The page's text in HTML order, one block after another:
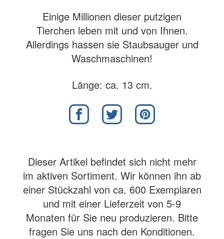
Einige Millionen dieser putzigen
Tierchen leben mit und von Ihnen.
Allerdings hassen sie Staubsauger und
Waschmaschinen!
Länge: ca. 13 cm.
Dieser Artikel befindet sich nicht mehr
im aktiven Sortiment. Wir können ihn ab
einer Stückzahl von ca. 600 Exemplaren
und mit einer Lieferzeit von 5-9
Monaten für Sie neu produzieren. Bitte
fragen Sie uns nach den Konditionen.